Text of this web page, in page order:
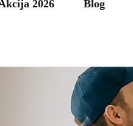
2026 Blog